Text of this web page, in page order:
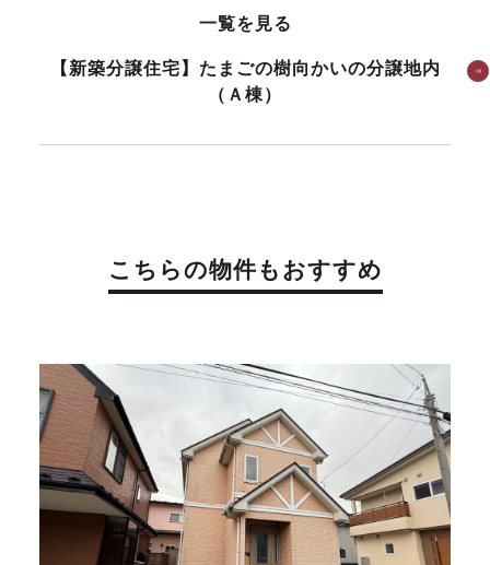
一覧を見る
【新築分譲住宅】たまごの樹向かいの分譲地内
（Ａ棟）
こちらの物件もおすすめ